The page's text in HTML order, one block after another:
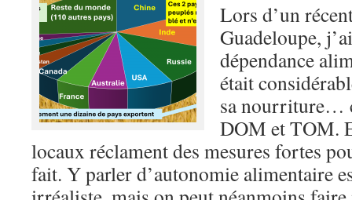
Lors d’un
Guadeloupe,
dépendance
était
sa nourriture…
DOM et TOM.
locaux réclament des mesures fortes
fait. Y parler d’autonomie alimentaire